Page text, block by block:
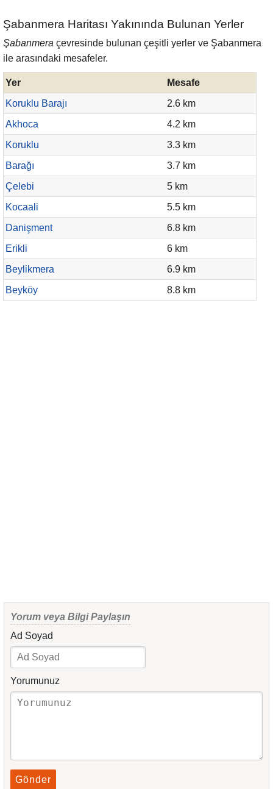
Şabanmera Haritası Yakınında Bulunan Yerler
Şabanmera çevresinde bulunan çeşitli yerler ve Şabanmera
ile arasındaki mesafeler.
Yer
Mesafe
Koruklu Barajı
2.6 km
Akhoca
4.2 km
Koruklu
3.3 km
Barağı
3.7 km
Çelebi
5 km
Kocaali
5.5 km
Danişment
6.8 km
Erikli
6 km
Beylikmera
6.9 km
Beyköy
8.8 km
Yorum veya Bilgi Paylaşın
Ad Soyad
Yorumunuz
Gönder